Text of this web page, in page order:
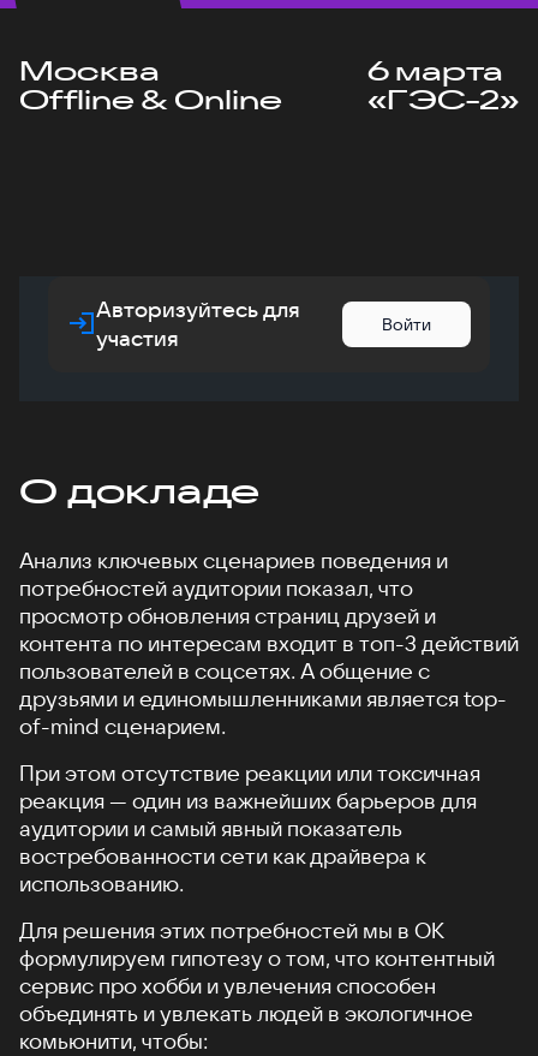
Москва
Offline & Online
6 марта
«ГЭС-2»
Авторизуйтесь для
участия
Войти
О докладе
Анализ ключевых сценариев поведения и
потребностей аудитории показал, что
просмотр обновления страниц друзей и
контента по интересам входит в топ-3 действий
пользователей в соцсетях. А общение с
друзьями и единомышленниками является top-
of-mind сценарием.
При этом отсутствие реакции или токсичная
реакция — один из важнейших барьеров для
аудитории и самый явный показатель
востребованности сети как драйвера к
использованию.
Для решения этих потребностей мы в ОК
формулируем гипотезу о том, что контентный
сервис про хобби и увлечения способен
объединять и увлекать людей в экологичное
комьюнити, чтобы: